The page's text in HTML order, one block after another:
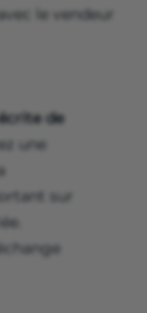
le vendeur
de
une
sur